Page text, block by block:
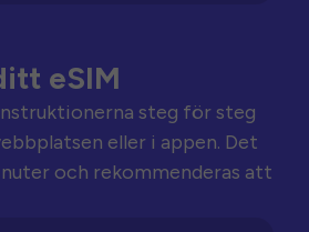
eSIM
steg för steg
eller i appen. Det
och rekommenderas att